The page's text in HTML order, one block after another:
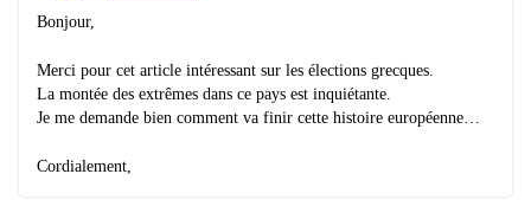
Bonjour,
Merci pour cet article intéressant sur les élections grecques.
La montée des extrêmes dans ce pays est inquiétante.
Je me demande bien comment va finir cette histoire européenne…
Cordialement,